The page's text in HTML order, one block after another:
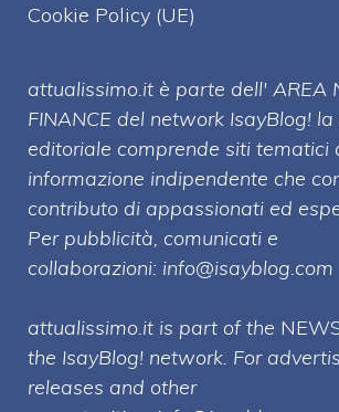
Cookie Policy (UE)
attualissimo.it è parte dell' AREA
FINANCE del network IsayBlog! la
editoriale comprende siti tematici
informazione indipendente che
contributo di appassionati ed
Per pubblicità, comunicati e
collaborazioni: info@isayblog.com
attualissimo.it is part of the
the IsayBlog! network. For
releases and other